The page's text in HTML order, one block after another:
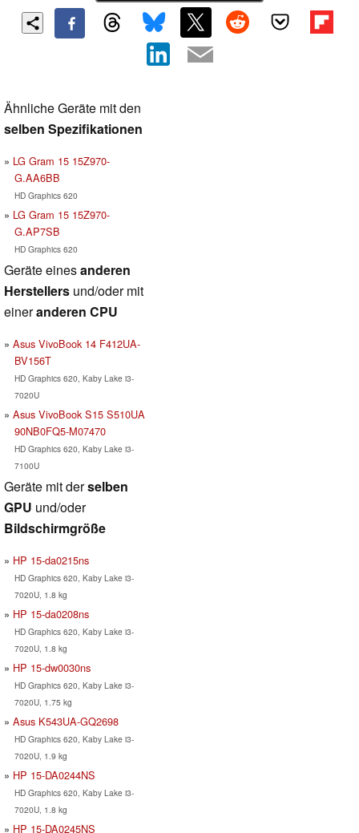
Ähnliche Geräte mit den
selben Spezifikationen
LG Gram 15 15Z970-
G.AA6BB
HD Graphics 620
LG Gram 15 15Z970-
G.AP7SB
HD Graphics 620
Geräte einesanderen
Herstellers und/oder mit
eineranderen CPU
Asus VivoBook 14 F412UA-
BV156T
HD Graphics 620, Kaby Lake i3-
7020U
Asus VivoBook S15 S510UA
90NB0FQ5-M07470
HD Graphics 620, Kaby Lake i3-
7100U
Geräte mit derselben
GPU und/oder
Bildschirmgröße
HP 15-da0215ns
HD Graphics 620, Kaby Lake i3-
7020U, 1.8 kg
HP 15-da0208ns
HD Graphics 620, Kaby Lake i3-
7020U, 1.8 kg
HP 15-dw0030ns
HD Graphics 620, Kaby Lake i3-
7020U, 1.75 kg
Asus K543UA-GQ2698
HD Graphics 620, Kaby Lake i3-
7020U, 1.9 kg
HP 15-DA0244NS
HD Graphics 620, Kaby Lake i3-
7020U, 1.8 kg
HP 15-DA0245NS